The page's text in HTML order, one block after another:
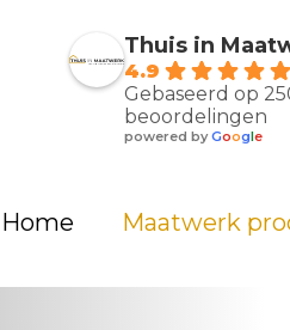
Thuis in
4.9
Gebaseerd op
beoordelingen
powered byGoogle
Home Maatwerk
Persoonlijke Service